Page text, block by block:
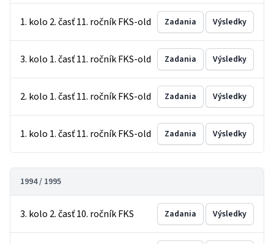
1. kolo 2. časť 11. ročník FKS-old Zadania Výsledky
3. kolo 1. časť 11. ročník FKS-old Zadania Výsledky
2. kolo 1. časť 11. ročník FKS-old Zadania Výsledky
1. kolo 1. časť 11. ročník FKS-old Zadania Výsledky
1994 / 1995
3. kolo 2. časť 10. ročník FKS Zadania Výsledky